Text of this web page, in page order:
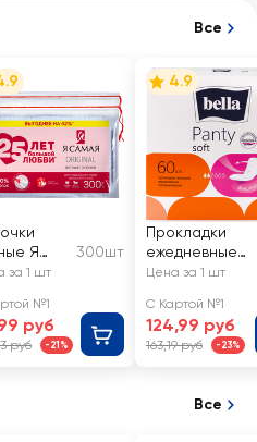
Все
Я
300шт
за 1 шт
№1
руб
руб -21%
4.9
Прокладки
ежедневные
BELLA Panty
Цена за 1 шт
С Картой №1
124,99 руб
163,19 руб -23%
Все